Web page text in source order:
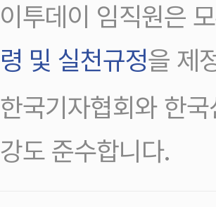
이투데이 임직원은
령 및 실천규정을 제
한국기자협회와 한
강도 준수합니다.